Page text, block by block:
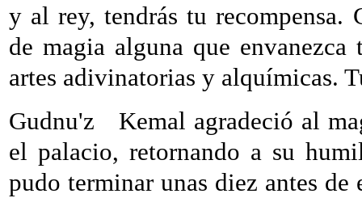
y al rey, tendrás tu recompensa.
de magia alguna que
artes adivinatorias y alquímicas.
Gudnu'z
Kemal agradeció al
el palacio, retornando a su
pudo terminar unas diez antes